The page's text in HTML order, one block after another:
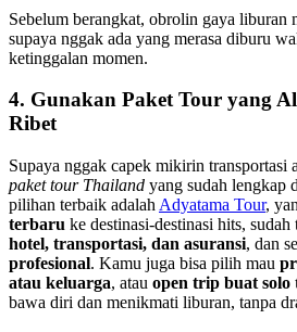
Sebelum berangkat, obrolin gaya liburan
supaya nggak ada yang merasa diburu
ketinggalan momen.
4. Gunakan Paket Tour yang
Ribet
Supaya nggak capek mikirin transportasi
paket tour Thailand yang sudah lengkap
pilihan terbaik adalah Adyatama Tour,
terbaru ke destinasi-destinasi hits, sudah
hotel, transportasi, dan asuransi, dan
profesional. Kamu juga bisa pilih mau
atau keluarga, atau open trip buat solo
bawa diri dan menikmati liburan, tanpa